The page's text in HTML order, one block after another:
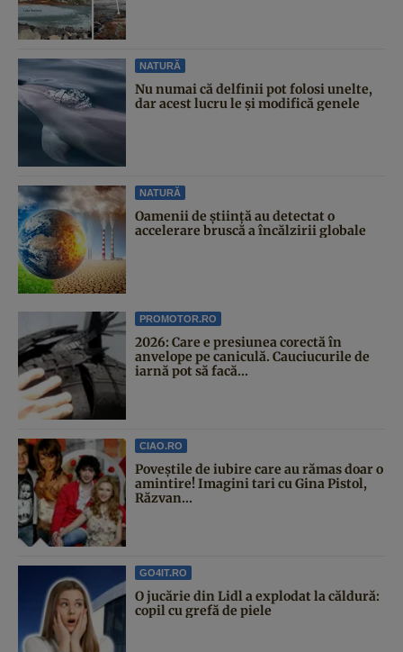
NATURĂ
Nu numai că delfinii pot folosi unelte,
dar acest lucru le și modifică genele
NATURĂ
Oamenii de știință au detectat o
accelerare bruscă a încălzirii globale
PROMOTOR.RO
2026: Care e presiunea corectă în
anvelope pe caniculă. Cauciucurile de
iarnă pot să facă...
CIAO.RO
Poveştile de iubire care au rămas doar o
amintire! Imagini tari cu Gina Pistol,
Răzvan...
GO4IT.RO
O jucărie din Lidl a explodat la căldură:
copil cu grefă de piele